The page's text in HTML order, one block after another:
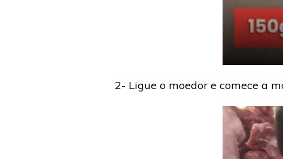
2- Ligue o moedor e comece a